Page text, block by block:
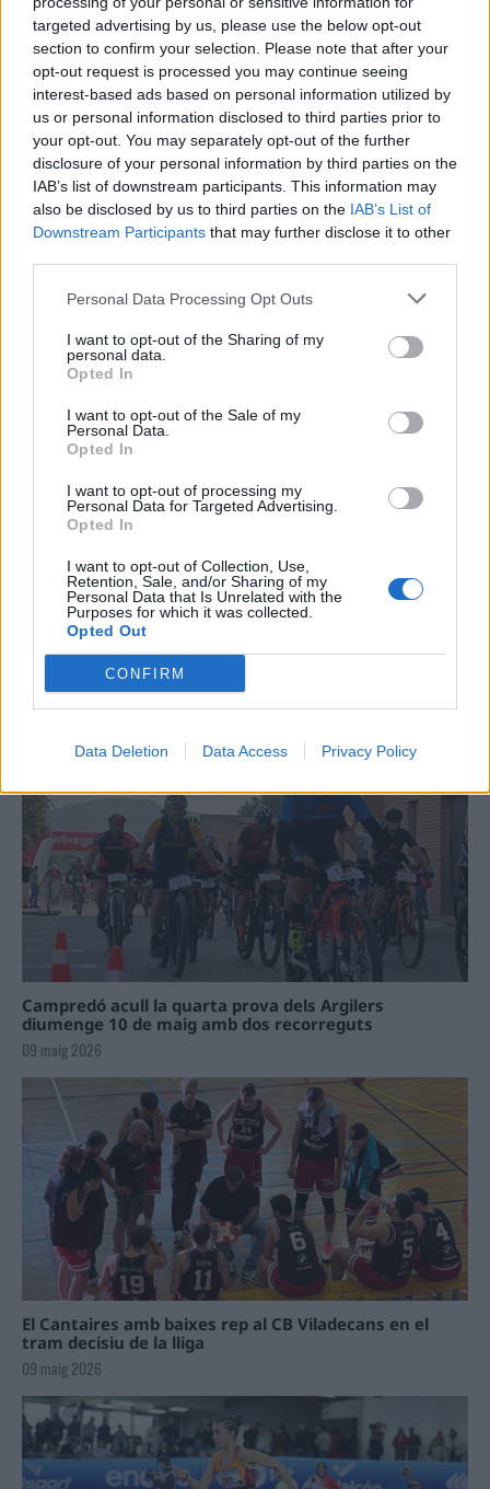
targeted advertising by us, please use the below opt-out
section to confirm your selection. Please note that after your
opt-out request is processed you may continue seeing
interest-based ads based on personal information utilized by
us or personal information disclosed to third parties prior to
your opt-out. You may separately opt-out of the further
disclosure of your personal information by third parties on the
IAB’s list of downstream participants. This information may
also be disclosed by us to third parties on the IAB’s List of
Downstream Participants that may further disclose it to other
Personal Data Processing Opt Outs
I want to opt-out of the Sharing of my
personal data.
Opted In
I want to opt-out of the Sale of my
Personal Data.
Opted In
I want to opt-out of processing my
Personal Data for Targeted Advertising.
Opted In
I want to opt-out of Collection, Use,
Retention, Sale, and/or Sharing of my
Personal Data that Is Unrelated with the
Purposes for which it was collected.
Opted Out
CONFIRM
Data Deletion Data Access Privacy Policy
“L’eclipsi serà una oportunitat també
per a gaudir de les Festes Majors
d’Amposta”
31 de juliol de 2026
Blaumut lidera el cartell musical de les
Festes
31 de juliol de 2026
Carrega més
La Cursa de l’Aldea segona d’etiqueta d’or de la
Running Sèries Terres de l’Ebre
Campredó acull la quarta prova dels Argilers
diumenge 10 de maig amb dos recorreguts
09 maig 2026
El Cantaires amb baixes rep al CB Viladecans en el
tram decisiu de la lliga
09 maig 2026